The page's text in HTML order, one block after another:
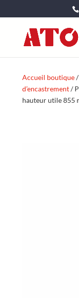
Accueil boutique/
d’encastrement/
hauteur utile 855